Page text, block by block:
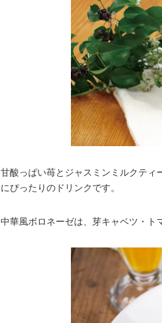
甘酸っぱい苺とジャスミンミルクティ
にぴったりのドリンクです。
中華風ボロネーゼは、芽キャベツ・ト